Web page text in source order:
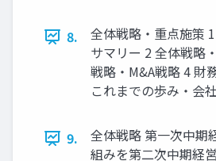
8.
全体戦略・重点施策
サマリー 2 全体戦略
戦略・M&A戦略 4 財
これまでの歩み・会
9.
全体戦略 第一次中期
組みを第二次中期経